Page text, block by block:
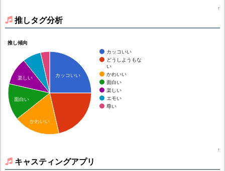
↑
推しタグ分析
推し傾向
カッコいい
どうしようもな
い
かわいい
面白い
楽しい
エモい
尊い
カッコいい
楽しい
面白い
かわいい
↑
キャスティングアプリ